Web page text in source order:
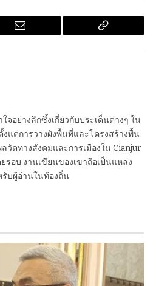
Email
Copy
ใจอย่างลึกซึ้งเกี่ยวกับประเด็นต่างๆ ใน
งแต่การวางผังพื้นที่และโครงสร้างพื้น
วัตทางสังคมและการเมืองใน Cianjur
รอบ งานเขียนของเขาถือเป็นแหล่ง
บผู้อ่านในท้องถิ่น